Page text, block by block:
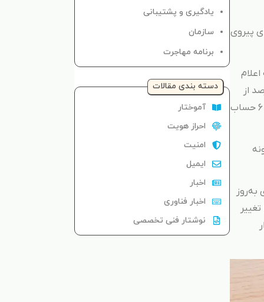
پیروی
مطالعه اعلام
با امنیت سایبری، خطر نفوذ به اطلاعات خصوصیشان است. اما حدود 33 درصد از
استفاده نمی‌کنند و 17 درصد آنها نیز اعلام کردند که از یک گذرواژه برای 6 حساب
برای به‌روز
تغییر
یادگیری و پشتیبانی
سازمان
برنامه مهاجرت
دسته‌ بندی مقالات
آموختار
احراز هویت
امنیت
ایمیل
اخبار
اخبار فناوری
نوشتار فنی تخصصی